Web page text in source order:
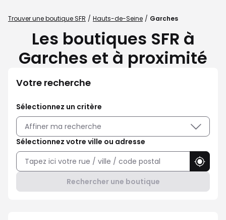
Trouver une boutique SFR Hauts-de-Seine Garches
Les boutiques SFR à
Garches et à proximité
Votre recherche
Sélectionnez un critère
Affiner ma recherche
Sélectionnez votre ville ou adresse
Rechercher une boutique